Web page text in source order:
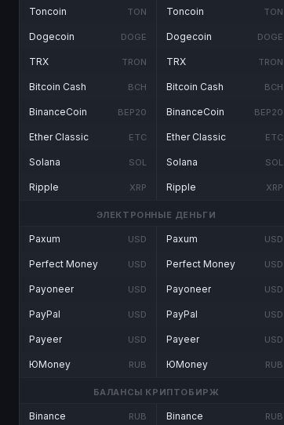
Toncoin TON
Dogecoin DOGE
TRX TRON
Bitcoin Cash BCH
BinanceCoin BEP20
Ether Classic ETC
Solana SOL
Ripple XRP
Toncoin TON
Dogecoin DOGE
TRX TRON
Bitcoin Cash BCH
BinanceCoin BEP20
Ether Classic ETC
Solana SOL
Ripple XRP
ЭЛЕКТРОННЫЕ ДЕНЬГИ
Paxum USD
Perfect Money USD
Payoneer USD
PayPal USD
Payeer USD
ЮMoney RUB
Paxum USD
Perfect Money USD
Payoneer USD
PayPal USD
Payeer USD
ЮMoney RUB
БАЛАНСЫ КРИПТОБИРЖ
Binance RUB Binance RUB